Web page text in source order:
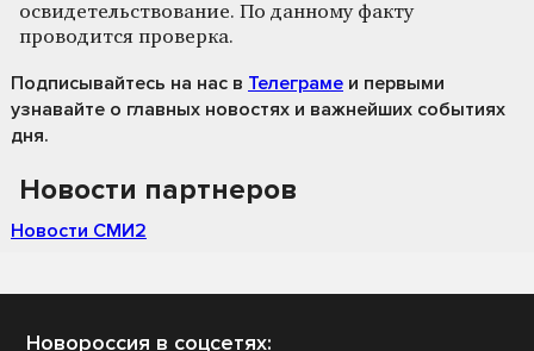
освидетельствование. По данному факту
проводится проверка.
Подписывайтесь на нас в Телеграме и первыми
узнавайте о главных новостях и важнейших событиях
дня.
Новости партнеров
Новости СМИ2
Новороссия в соцсетях: